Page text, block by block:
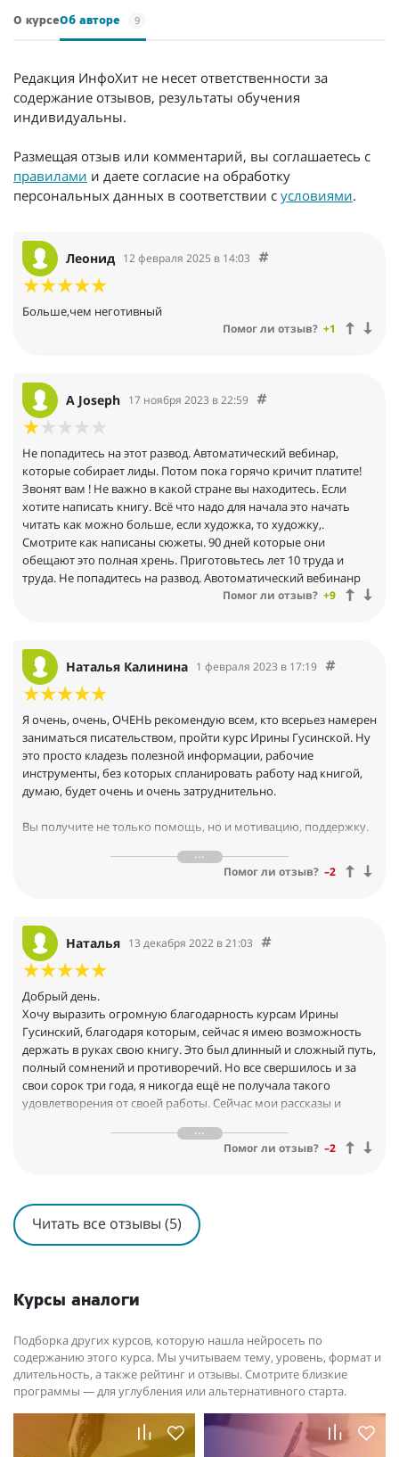
О курсеОб авторе 9
Редакция ИнфоХит не несет ответственности за
содержание отзывов, результаты обучения
индивидуальны.
Размещая отзыв или комментарий, вы соглашаетесь с
правилами и даете согласие на обработку
персональных данных в соответствии с условиями.
Леонид 12 февраля 2025 в 14:03
Больше,чем неготивный
Помог ли отзыв? +1
A Joseph 17 ноября 2023 в 22:59
Не попадитесь на этот развод. Автоматический вебинар,
которые собирает лиды. Потом пока горячо кричит платите!
Звонят вам ! Не важно в какой стране вы находитесь. Если
хотите написать книгу. Всё что надо для начала это начать
читать как можно больше, если художка, то художку,.
Смотрите как написаны сюжеты. 90 дней которые они
обещают это полная хрень. Приготовьтесь лет 10 труда и
труда. Не попадитесь на развод. Авотоматический вебинанр
Помог ли отзыв? +9
Наталья Калинина 1 февраля 2023 в 17:19
Я очень, очень, ОЧЕНЬ рекомендую всем, кто всерьез намерен
заниматься писательством, пройти курс Ирины Гусинской. Ну
это просто кладезь полезной информации, рабочие
инструменты, без которых спланировать работу над книгой,
думаю, будет очень и очень затруднительно.
Вы получите не только помощь, но и мотивацию, поддержку.
мудро направляют тебя в нужное русло, подбадривают —
понятно же, что большинству новичков страшно. А сколько
Помог ли отзыв? –2
Наталья 13 декабря 2022 в 21:03
Добрый день.
Хочу выразить огромную благодарность курсам Ирины
Гусинский, благодаря которым, сейчас я имею возможность
держать в руках свою книгу. Это был длинный и сложный путь,
полный сомнений и противоречий. Но все свершилось и за
свои сорок три года, я никогда ещё не получала такого
удовлетворения от своей работы. Сейчас мои рассказы и
стала полуфиналистом Всероссийского конкурса Герои
Великой победы, и каждый раз, получая письмо от редакции, я
достижением. Первые отзывы дают ещё больше уверенности в
себе. И я твердо знаю - я буду продолжать писать.
Ещё раз спасибо курсу и всем, кто к нему причастен.
Помог ли отзыв? –2
Читать все отзывы (5)
Курсы аналоги
Подборка других курсов, которую нашла нейросеть по
содержанию этого курса. Мы учитываем тему, уровень, формат и
длительность, а также рейтинг и отзывы. Смотрите близкие
программы — для углубления или альтернативного старта.